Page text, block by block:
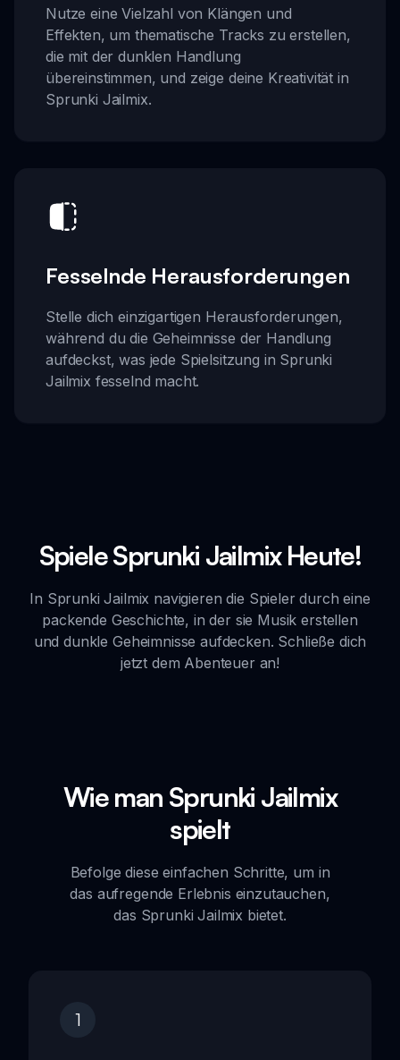
Nutze eine Vielzahl von Klängen und
Effekten, um thematische Tracks zu erstellen,
die mit der dunklen Handlung
übereinstimmen, und zeige deine Kreativität in
Sprunki Jailmix.
Fesselnde Herausforderungen
Stelle dich einzigartigen Herausforderungen,
während du die Geheimnisse der Handlung
aufdeckst, was jede Spielsitzung in Sprunki
Jailmix fesselnd macht.
Spiele Sprunki Jailmix Heute!
In Sprunki Jailmix navigieren die Spieler durch eine
packende Geschichte, in der sie Musik erstellen
und dunkle Geheimnisse aufdecken. Schließe dich
jetzt dem Abenteuer an!
Wie man Sprunki Jailmix
spielt
Befolge diese einfachen Schritte, um in
das aufregende Erlebnis einzutauchen,
das Sprunki Jailmix bietet.
1